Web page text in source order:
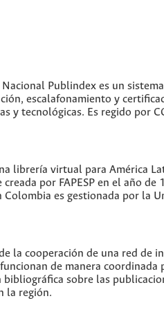
Publindex es un
escalafonamiento y
y tecnológicas. Es regido por
librería virtual para América
por FAPESP en el año de
Colombia es gestionada por la
la cooperación de una red de
de manera coordinada
sobre las
la región.